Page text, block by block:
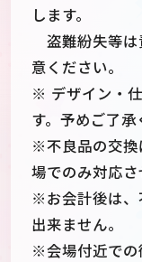
します。
盗難紛失等は
意ください。
※ デザイン・
す。予めご了承
※不良品の交換
場でのみ対応さ
※お会計後は、
出来ません。
※会場付近での